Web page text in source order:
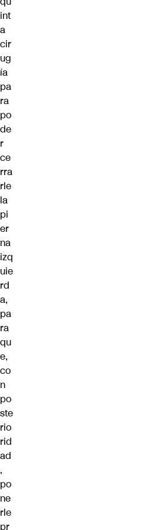
int
a
cir
ug
ía
pa
ra
po
de
r
ce
rra
rle
la
pi
er
na
izq
uie
rd
a,
pa
ra
qu
e,
co
n
po
ste
rio
rid
ad
,
po
ne
rle
pr